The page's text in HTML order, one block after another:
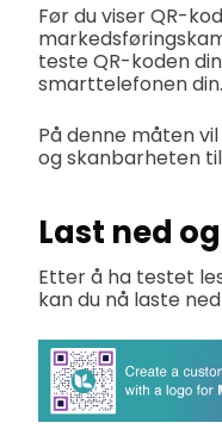
Før du viser QR-
teste QR-koden
smarttelefonen din.
På denne måten
og skanbarheten
Last ned
Etter å ha testet
kan du nå laste